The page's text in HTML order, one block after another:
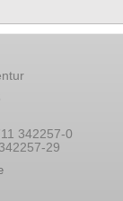
342257-0
29